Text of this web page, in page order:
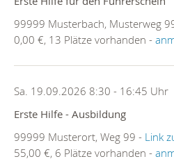
99999 Musterbach, Musterweg
0,00 €, 13 Plätze vorhanden -
Sa. 19.09.2026 8:30 - 16:45 Uhr
Erste Hilfe - Ausbildung
99999 Musterort, Weg 99 - Link
55,00 €, 6 Plätze vorhanden -